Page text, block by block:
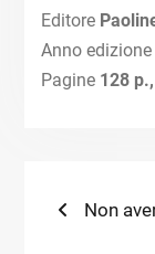
Editore
Anno edizione
Pagine 128
Previous
Non